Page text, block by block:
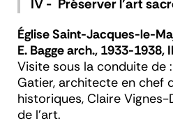
IV - Préserver l’art
Église Saint-Jacques-le-
E. Bagge arch., 1933-1938,
Visite sous la conduite de
Gatier, architecte en chef
historiques, Claire
de l’art.